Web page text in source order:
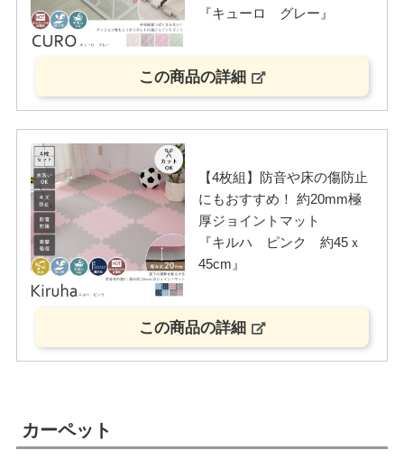
『キューロ グレー』
この商品の詳細
【4枚組】防音や床の傷防止
にもおすすめ！ 約20mm極
厚ジョイントマット
『キルハ ピンク 約45ｘ
45cm』
この商品の詳細
カーペット